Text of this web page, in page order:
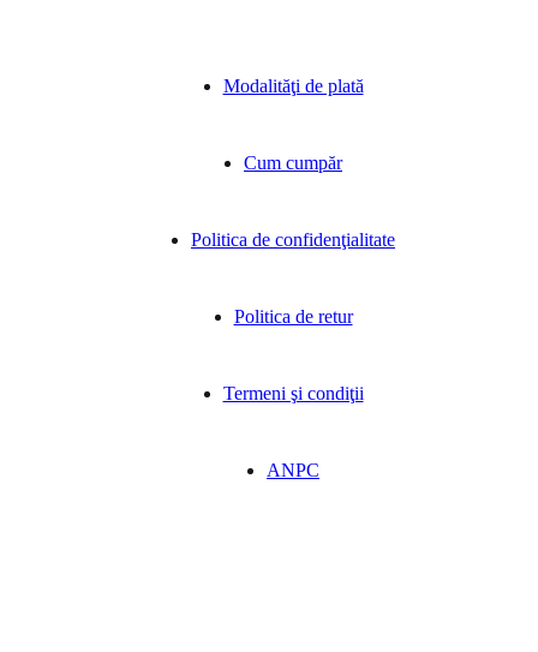
Modalităţi de plată
Cum cumpăr
Politica de confidenţialitate
Politica de retur
Termeni şi condiţii
ANPC